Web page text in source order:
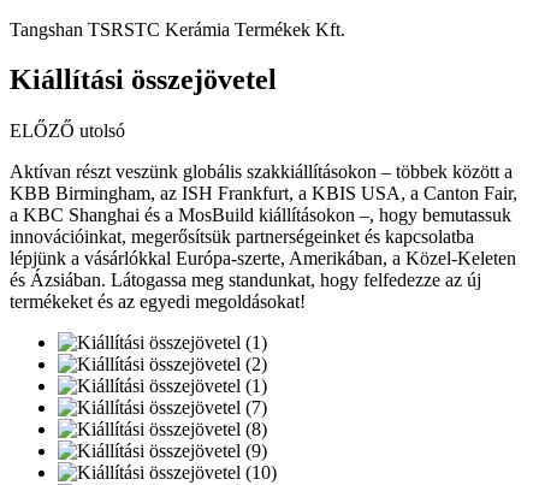
Tangshan TSRSTC Kerámia Termékek Kft.
Kiállítási összejövetel
ELŐZŐ utolsó
Aktívan részt veszünk globális szakkiállításokon – többek között a
KBB Birmingham, az ISH Frankfurt, a KBIS USA, a Canton Fair,
a KBC Shanghai és a MosBuild kiállításokon –, hogy bemutassuk
innovációinkat, megerősítsük partnerségeinket és kapcsolatba
lépjünk a vásárlókkal Európa-szerte, Amerikában, a Közel-Keleten
és Ázsiában. Látogassa meg standunkat, hogy felfedezze az új
termékeket és az egyedi megoldásokat!